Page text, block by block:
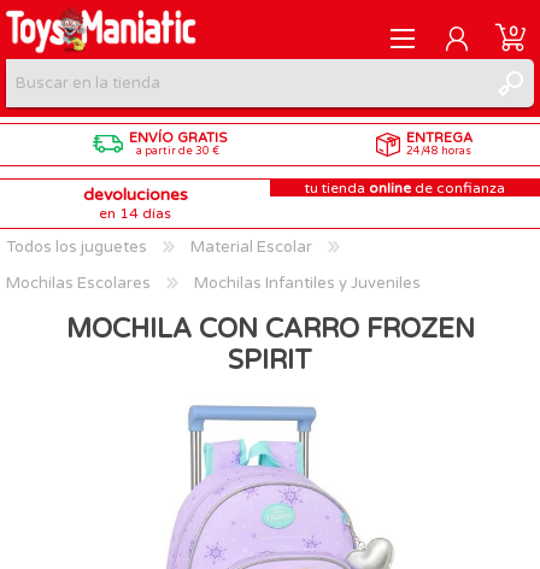
REGISTRARME
INICIAR SESIÓN
0
ENVÍO GRATIS
a partir de 30 €
ENTREGA
24/48 horas
devoluciones
en 14 días
tu tienda online de confianza
Todos los juguetes
Material Escolar
Mochilas Escolares
Mochilas Infantiles y Juveniles
MOCHILA CON CARRO FROZEN
SPIRIT